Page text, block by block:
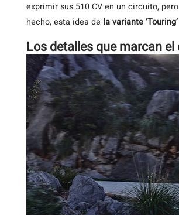
exprimir sus 510 CV en un circuito,
hecho, esta idea de la variante
Los detalles que marcan